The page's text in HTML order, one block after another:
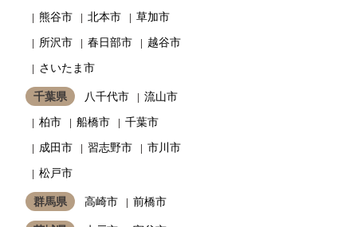
熊谷市
北本市
草加市
所沢市
春日部市
越谷市
さいたま市
千葉県 八千代市
流山市
柏市
船橋市
千葉市
成田市
習志野市
市川市
松戸市
群馬県 高崎市 前橋市